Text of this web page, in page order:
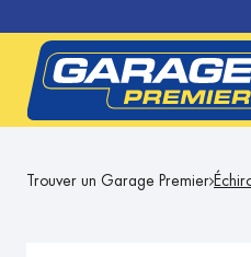
Trouver un Garage Premier